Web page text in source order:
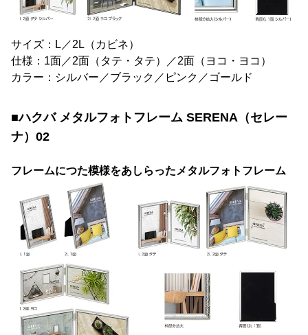
サイズ：L／2L（カビネ）
仕様：1面／2面（タテ・タテ）／2面（ヨコ・ヨコ）
カラー：シルバー／ブラック／ピンク／ゴールド
■ハクバ メタルフォトフレーム SERENA（セレー
ナ）02
フレームにつた模様をあしらったメタルフォトフレーム